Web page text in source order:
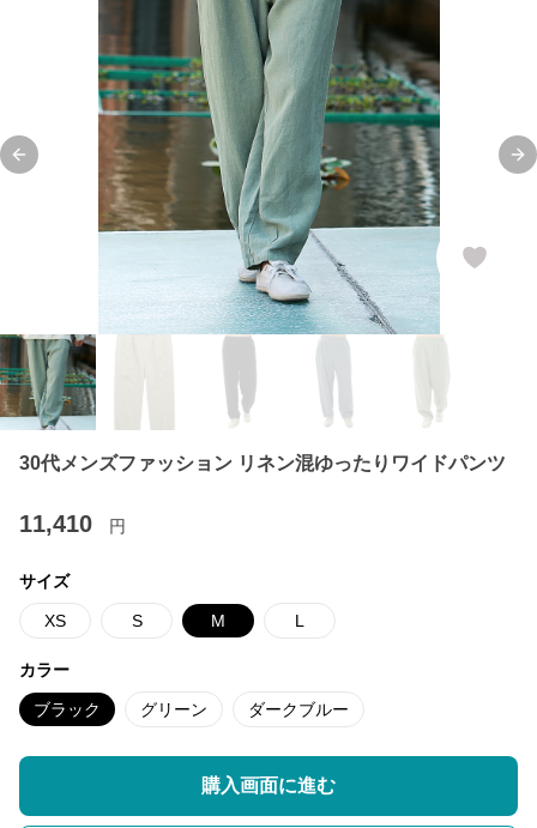
Previous slide
30代メンズファッション リネン混ゆったりワイドパンツ
11,410 円
サイズ
XS S M L
カラー
ブラック グリーン ダークブルー
購入画面に進む